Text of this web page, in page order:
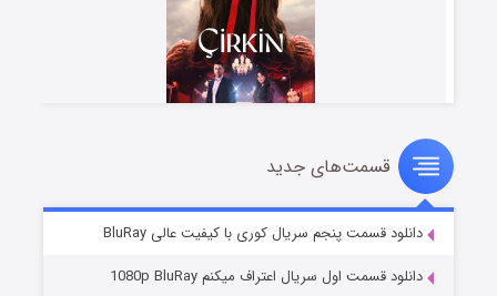
سریال زشت
قسمت۵ (زیرنویس) منتشر شد
قسمت‌های جدید
دانلود قسمت پنجم سریال کوری با کیفیت عالی BluRay
دانلود قسمت اول سریال اعتراف میکنم 1080p BluRay